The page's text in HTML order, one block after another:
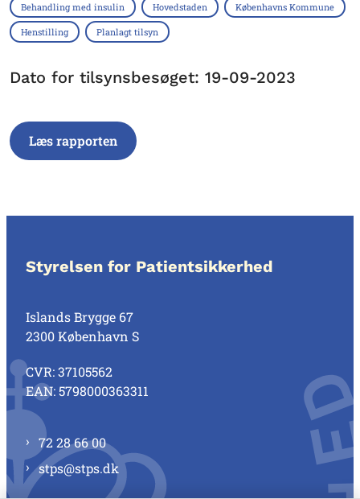
Behandling med insulin Hovedstaden Københavns Kommune
Henstilling Planlagt tilsyn
Dato for tilsynsbesøget: 19-09-2023
Læs rapporten
Styrelsen for Patientsikkerhed
Islands Brygge 67
2300 København S
CVR: 37105562
EAN: 5798000363311
72 28 66 00
stps@stps.dk